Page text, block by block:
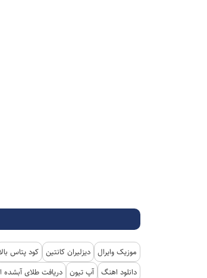
موزیک وایرال دیزلیران کانتین کود پتاس
دانلود اهنگ آپ تیون دریافت طلای آبشده